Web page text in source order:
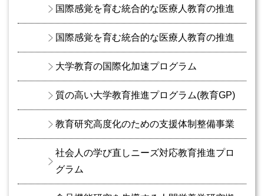
国際感覚を育む統合的な医療人教育の推進
国際感覚を育む統合的な医療人教育の推進
大学教育の国際化加速プログラム
質の高い大学教育推進プログラム(教育GP)
教育研究高度化のための支援体制整備事業
社会人の学び直しニーズ対応教育推進プロ
グラム